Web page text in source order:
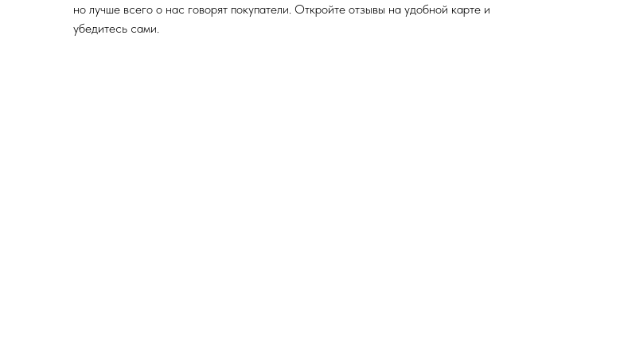
но лучше всего о нас говорят покупатели. Откройте отзывы на удобной карте и
убедитесь сами.